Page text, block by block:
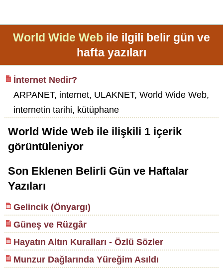
World Wide Web ile ilgili belir gün ve
hafta yazıları
İnternet Nedir?
ARPANET, internet, ULAKNET, World Wide Web,
internetin tarihi, kütüphane
World Wide Webile ilişkili 1içerik
görüntüleniyor
Son Eklenen Belirli Gün ve Haftalar
Yazıları
Gelincik (Önyargı)
Güneş ve Rüzgâr
Hayatın Altın Kuralları - Özlü Sözler
Munzur Dağlarında Yüreğim Asıldı